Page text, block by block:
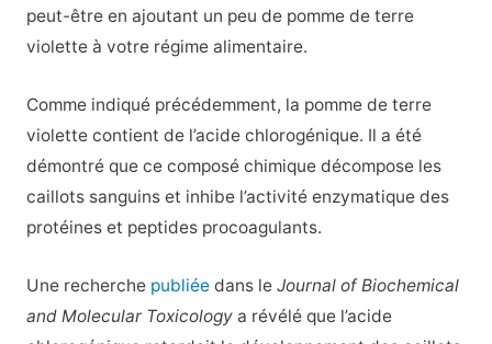
peut-être en ajoutant un peu de pomme de terre
violette à votre régime alimentaire.
Comme indiqué précédemment, la pomme de terre
violette contient de l’acide chlorogénique. Il a été
démontré que ce composé chimique décompose les
caillots sanguins et inhibe l’activité enzymatique des
protéines et peptides procoagulants.
Une recherche publiéedans le Journal of Biochemical
and Molecular Toxicologya révélé que l’acide